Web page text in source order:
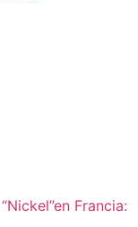
Francia: